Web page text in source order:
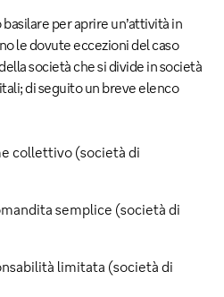
per aprire un’attività in
le dovute eccezioni del caso
società che si divide in società
di seguito un breve elenco
collettivo (società di
semplice (società di
limitata (società di